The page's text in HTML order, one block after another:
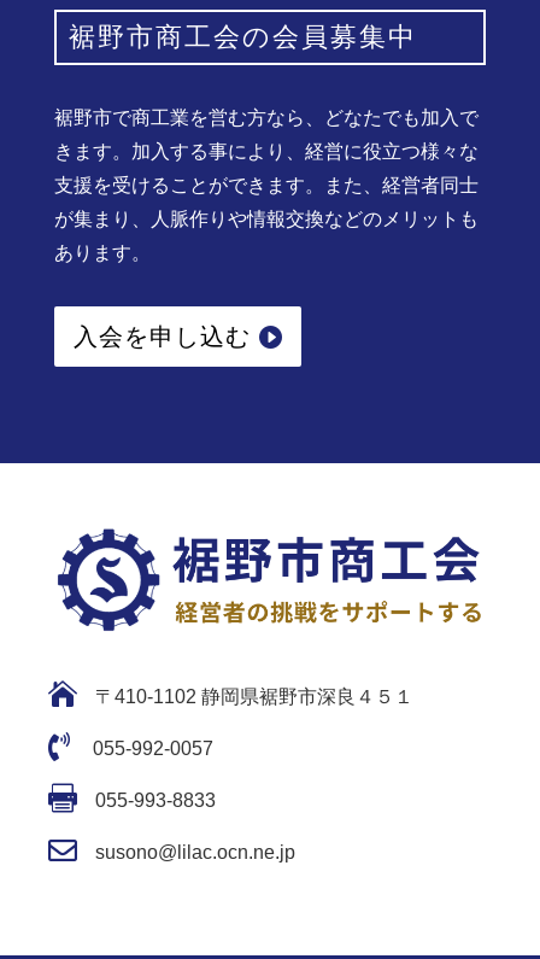
裾野市商工会の会員募集中
裾野市で商工業を営む方なら、どなたでも加入で
きます。加入する事により、経営に役立つ様々な
支援を受けることができます。また、経営者同士
が集まり、人脈作りや情報交換などのメリットも
あります。
入会を申し込む
 〒410-1102 静岡県裾野市深良４５１
 055-992-0057
 055-993-8833
 susono@lilac.ocn.ne.jp